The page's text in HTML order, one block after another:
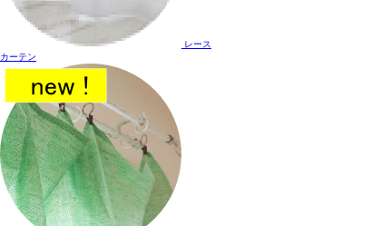
レース
カーテン